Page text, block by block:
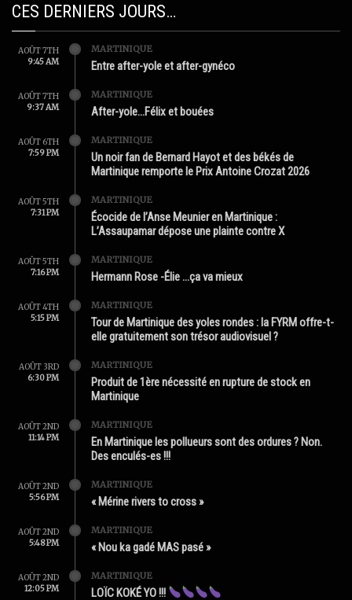
CES DERNIERS JOURS…
AOÛT 7TH
9:45 AM
MARTINIQUE
Entre after-yole et after-gynéco
AOÛT 7TH
9:37 AM
MARTINIQUE
After-yole…Félix et bouées
AOÛT 6TH
7:59 PM
MARTINIQUE
Un noir fan de Bernard Hayot et des békés de
Martinique remporte le Prix Antoine Crozat 2026
AOÛT 5TH
7:31 PM
MARTINIQUE
Écocide de l’Anse Meunier en Martinique :
L’Assaupamar dépose une plainte contre X
AOÛT 5TH
7:16 PM
MARTINIQUE
Hermann Rose -Élie …ça va mieux
AOÛT 4TH
5:15 PM
MARTINIQUE
Tour de Martinique des yoles rondes : la FYRM offre-t-
elle gratuitement son trésor audiovisuel ?
AOÛT 3RD
6:30 PM
MARTINIQUE
Produit de 1ère nécessité en rupture de stock en
Martinique
AOÛT 2ND
11:14 PM
MARTINIQUE
En Martinique les pollueurs sont des ordures ? Non.
Des enculés-es !!!
AOÛT 2ND
5:56 PM
MARTINIQUE
« Mérine rivers to cross »
AOÛT 2ND
5:48 PM
MARTINIQUE
« Nou ka gadé MAS pasé »
AOÛT 2ND
12:05 PM
MARTINIQUE
LOÏC KOKÉ YO !!!